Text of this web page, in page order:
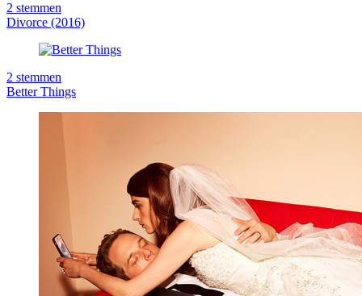
2 stemmen
Divorce (2016)
2 stemmen
Better Things